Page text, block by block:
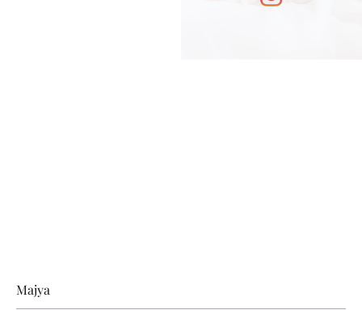
Zápätie
Majya